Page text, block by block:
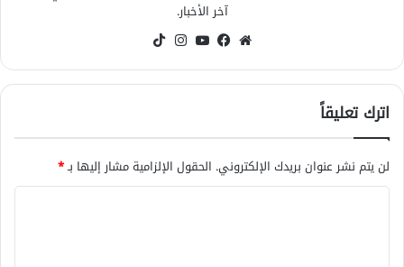
آخر الأخبار.
موقعفيسبوك‫YouTubeانستقرام
اترك تعليقاً
لن يتم نشر عنوان بريدك الإلكتروني. الحقول الإلزامية مشار إليها بـ*